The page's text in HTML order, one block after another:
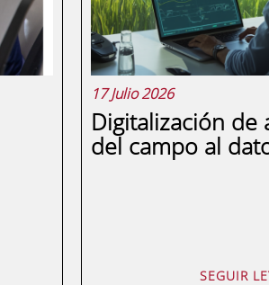
17 Julio 2026
Digitalización de
del campo al
SEGUIR